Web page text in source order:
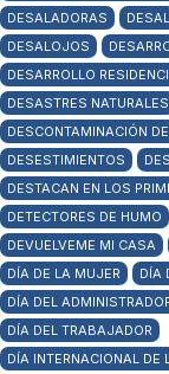
DESALADORAS
DESALOJOS
DESARROLLO
DESASTRES NATURALES
DESCONTAMINACIÓN
DESESTIMIENTOS
DESTACAN EN LOS
DETECTORES DE HUMO
DEVUELVEME MI CASA
DÍA DE LA MUJER
DÍA
DÍA DEL
DÍA DEL TRABAJADOR
DÍA INTERNACIONAL DE